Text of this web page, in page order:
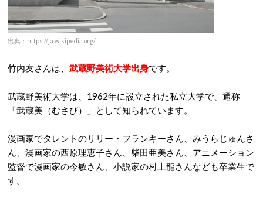
出典：https://ja.wikipedia.org/
竹内友さんは、 武蔵野美術大学出身です。
武蔵野美術大学は、1962年に設立された私立大学で、通称
「武蔵美（むさび）」として知られています。
漫画家でタレントのリリー・フランキーさん、みうらじゅんさ
ん、漫画家の西原理恵子さん、柴田亜美さん、アニメーション
監督で漫画家の今敏さん、小説家の村上龍さんなども卒業生で
す。